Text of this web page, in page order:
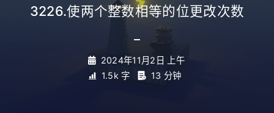
3226.使两个整数相等的位更改次数
2024年11月2日 上午
1.5k 字
13 分钟